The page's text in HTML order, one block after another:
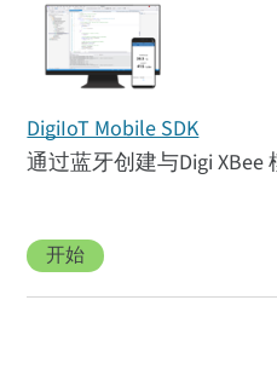
DigiIoT Mobile SDK
通过蓝牙创建与Digi
开始